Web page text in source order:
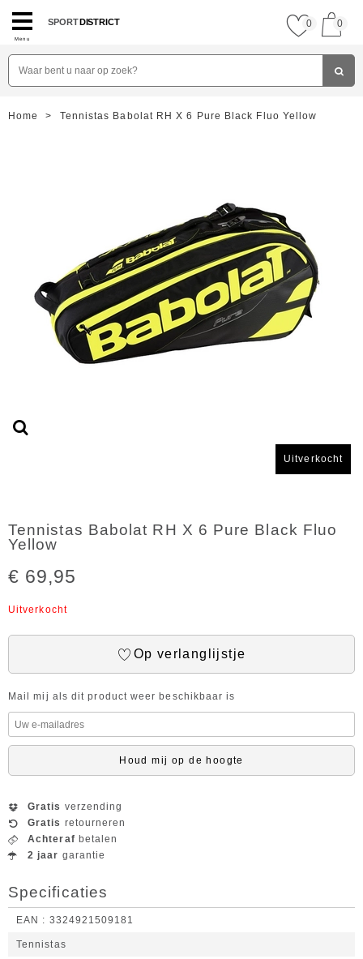
Menu
SPORTDISTRICT 0 0
Home > Tennistas Babolat RH X 6 Pure Black Fluo Yellow
Uitverkocht
Tennistas Babolat RH X 6 Pure Black Fluo
Yellow
€ 69,95
Uitverkocht
Op verlanglijstje
Mail mij als dit product weer beschikbaar is
Houd mij op de hoogte
Gratis verzending
Gratis retourneren
Achteraf betalen
2 jaar garantie
Specificaties
EAN 3324921509181
Tennistas